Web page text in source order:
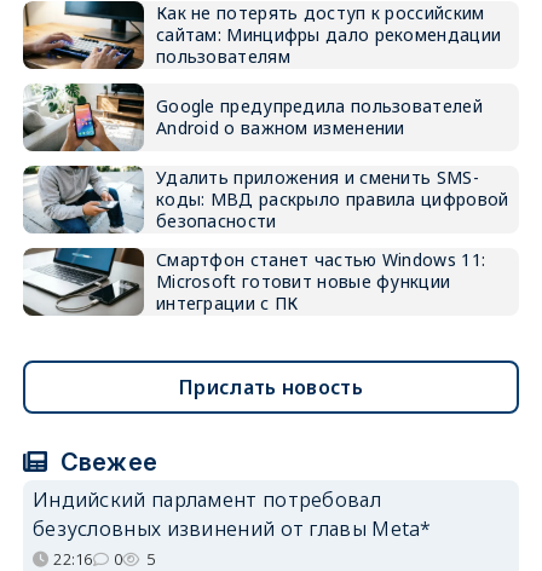
Как не потерять доступ к российским
сайтам: Минцифры дало рекомендации
пользователям
Google предупредила пользователей
Android о важном изменении
Удалить приложения и сменить SMS-
коды: МВД раскрыло правила цифровой
безопасности
Смартфон станет частью Windows 11:
Microsoft готовит новые функции
интеграции с ПК
Прислать новость
Свежее
Индийский парламент потребовал
безусловных извинений от главы Meta*
22:16 0 5